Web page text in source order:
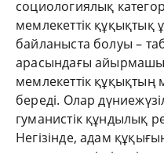
социологиялық
мемлекеттік
байланыста болуы –
арасындағы
мемлекеттік
береді. Олар
гуманистік құндылық
Негізінде, адам